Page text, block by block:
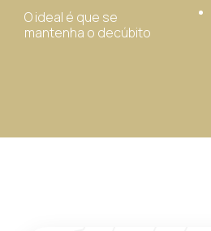
O ideal é que se
mantenha o decúbito